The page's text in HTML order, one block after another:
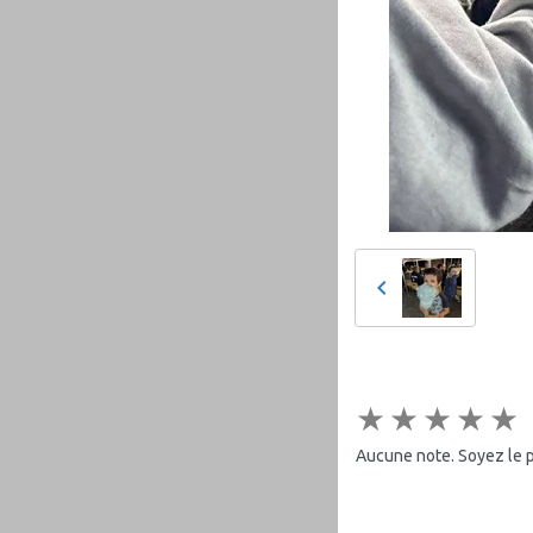
★ ★ ★ ★ ★
Aucune note. Soyez le